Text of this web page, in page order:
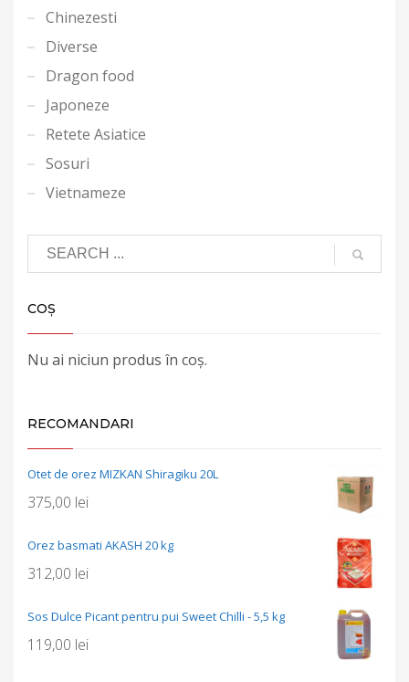
Chinezesti
Diverse
Dragon food
Japoneze
Retete Asiatice
Sosuri
Vietnameze
COȘ
Nu ai niciun produs în coș.
RECOMANDARI
Otet de orez MIZKAN Shiragiku 20L
375,00 lei
Orez basmati AKASH 20 kg
312,00 lei
Sos Dulce Picant pentru pui Sweet Chilli - 5,5 kg
119,00 lei